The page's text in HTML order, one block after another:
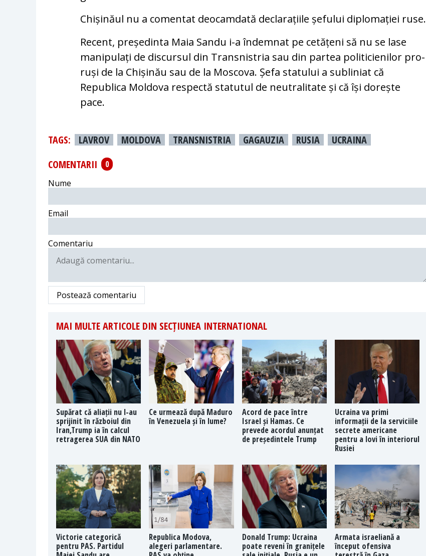
Chișinăul nu a comentat deocamdată declarațiile șefului diplomației ruse.
Recent, președinta Maia Sandu i-a îndemnat pe cetățeni să nu se lase
manipulați de discursul din Transnistria sau din partea politicienilor pro-
ruși de la Chișinău sau de la Moscova. Șefa statului a subliniat că
Republica Moldova respectă statutul de neutralitate și că își dorește
pace.
TAGS: LAVROV MOLDOVA TRANSNISTRIA GAGAUZIA RUSIA
UCRAINA
COMENTARII
0
Nume
Email
Comentariu
Postează comentariu
MAI MULTE ARTICOLE DIN SECȚIUNEA INTERNATIONAL
Supărat că aliații nu l-au
sprijinit în războiul din
Iran,Trump ia în calcul
retragerea SUA din NATO
Ce urmează după Maduro
în Venezuela și în lume?
Acord de pace între
Israel și Hamas. Ce
prevede acordul anunțat
de președintele Trump
Ucraina va primi
informații de la serviciile
secrete americane
pentru a lovi în interiorul
Rusiei
Victorie categorică
pentru PAS. Partidul
Republica Modova,
alegeri parlamentare.
Donald Trump: Ucraina
poate reveni în granițele
Armata israeliană a
început ofensiva